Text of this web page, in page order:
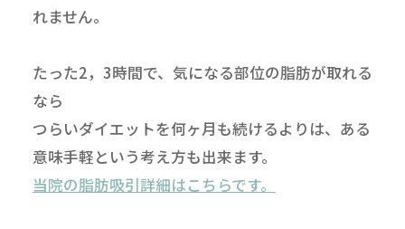
れません。
たった2，3時間で、気になる部位の脂肪が取れる
なら
つらいダイエットを何ヶ月も続けるよりは、ある
意味手軽という考え方も出来ます。
当院の脂肪吸引詳細はこちらです。